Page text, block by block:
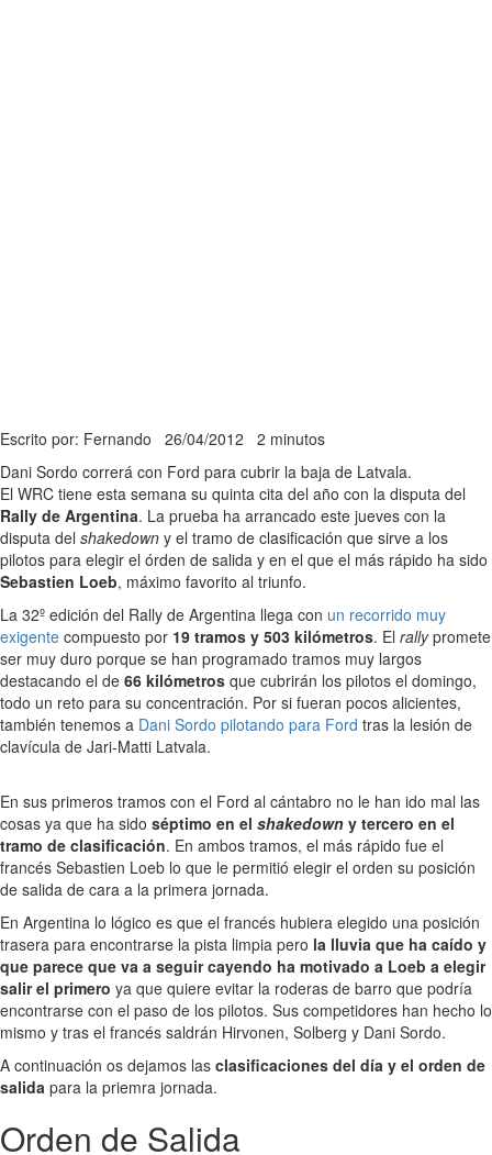
Escrito por: Fernando 26/04/2012 2 minutos
Dani Sordo correrá con Ford para cubrir la baja de Latvala.
El WRC tiene esta semana su quinta cita del año con la disputa del
Rally de Argentina. La prueba ha arrancado este jueves con la
disputa del shakedown y el tramo de clasificación que sirve a los
pilotos para elegir el órden de salida y en el que el más rápido ha sido
Sebastien Loeb, máximo favorito al triunfo.
La 32º edición del Rally de Argentina llega con un recorrido muy
exigente compuesto por 19 tramos y 503 kilómetros. El rallypromete
ser muy duro porque se han programado tramos muy largos
destacando el de 66 kilómetros que cubrirán los pilotos el domingo,
todo un reto para su concentración. Por si fueran pocos alicientes,
también tenemos a Dani Sordo pilotando para Ford tras la lesión de
clavícula de Jari-Matti Latvala.
En sus primeros tramos con el Ford al cántabro no le han ido mal las
cosas ya que ha sido séptimo en el shakedown y tercero en el
tramo de clasificación. En ambos tramos, el más rápido fue el
francés Sebastien Loeb lo que le permitió elegir el orden su posición
de salida de cara a la primera jornada.
En Argentina lo lógico es que el francés hubiera elegido una posición
trasera para encontrarse la pista limpia pero la lluvia que ha caído y
que parece que va a seguir cayendo ha motivado a Loeb a elegir
salir el primero ya que quiere evitar la roderas de barro que podría
encontrarse con el paso de los pilotos. Sus competidores han hecho lo
mismo y tras el francés saldrán Hirvonen, Solberg y Dani Sordo.
A continuación os dejamos las clasificaciones del día y el orden de
salida para la priemra jornada.
Orden de Salida